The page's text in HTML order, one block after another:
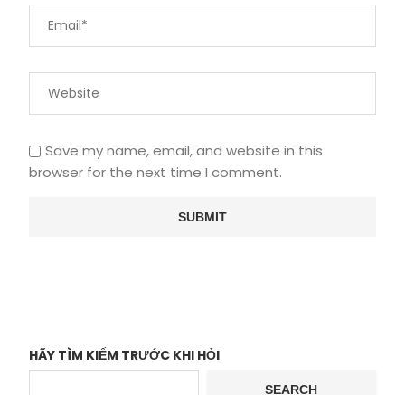
Save my name, email, and website in this
browser for the next time I comment.
HÃY TÌM KIẾM TRƯỚC KHI HỎI
SEARCH